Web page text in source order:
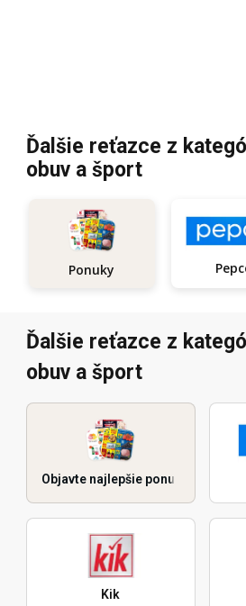
Ďalšie reťazce z
obuv a šport
Ponuky
Ďalšie reťazce z
obuv a šport
Objavte najlepšie ponuky
Kik